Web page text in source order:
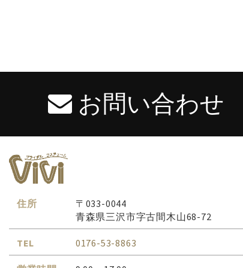
お問い合わせ
住所
〒033-0044
青森県三沢市字古間木山68-72
TEL 0176-53-8863